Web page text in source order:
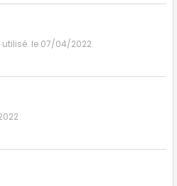
le 07/04/2022